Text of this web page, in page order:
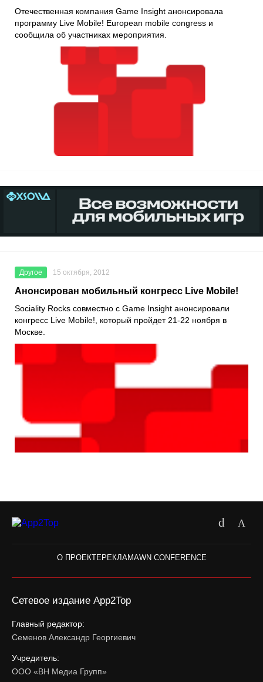
Отечественная компания Game Insight анонсировала
программу Live Mobile! European mobile congress и
сообщила об участниках мероприятия.
Другое 15 октября, 2012
Анонсирован мобильный конгресс Live Mobile!
Sociality Rocks совместно с Game Insight анонсировали
конгресс Live Mobile!, который пройдет 21-22 ноября в
Москве.
О ПРОЕКТЕРЕКЛАМАWN CONFERENCE
Сетевое издание App2Top
Главный редактор:
Семенов Александр Георгиевич
Учредитель:
ООО «ВН Медиа Групп»